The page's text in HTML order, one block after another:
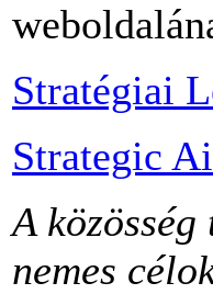
Stratégiai
Strategic
A
nemes